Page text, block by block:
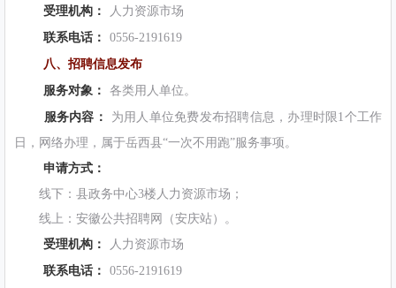
受理机构：
人力资源市场
联系电话：
0556-2191619
八、招聘信息发布
服务对象：
各类用人单位。
服务内容：
为用人单位免费发布招聘信息，办理时限1个工作
日，网络办理，属于岳西县“一次不用跑”服务事项。
申请方式：
线下：县政务中心3楼人力资源市场；
线上：安徽公共招聘网（安庆站）。
受理机构：
人力资源市场
联系电话：
0556-2191619